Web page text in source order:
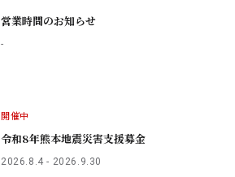
営業時間のお知らせ
-
開催中
令和8年熊本地震災害支援募金
2026.8.4 - 2026.9.30